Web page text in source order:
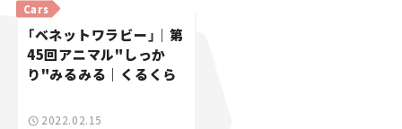
Cars
「ベネットワラビー」｜第
45回アニマル"しっか
り"みるみる｜くるくら
2022.02.15